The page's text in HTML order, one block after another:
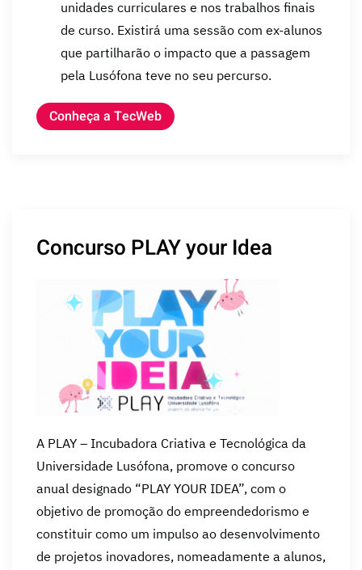
unidades curriculares e nos trabalhos finais
de curso. Existirá uma sessão com ex-alunos
que partilharão o impacto que a passagem
pela Lusófona teve no seu percurso.
Conheça a TecWeb
Concurso PLAY your Idea
A PLAY – Incubadora Criativa e Tecnológica da
Universidade Lusófona, promove o concurso
anual designado “PLAY YOUR IDEA”, com o
objetivo de promoção do empreendedorismo e
constituir como um impulso ao desenvolvimento
de projetos inovadores, nomeadamente a alunos,